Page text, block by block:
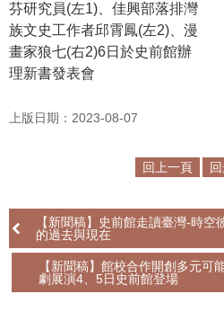
芬研究員(左1)、佳興部落排灣
族文史工作者邱霄鳳(左2)、漫
畫家狼七(右2)6日於史前館辦
理新書發表會
上版日期：2023-08-07
回上一頁
【新聞稿】史前館走讀臺灣-時空
的過去與現在
【新聞稿】館校合作開創多元可
劇展演4、5日史前館登場